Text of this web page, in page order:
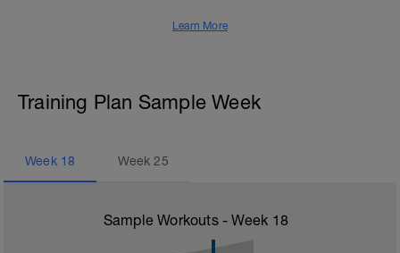
Learn More
Training Plan Sample Week
Week 18 Week25
Sample Workouts - Week 18